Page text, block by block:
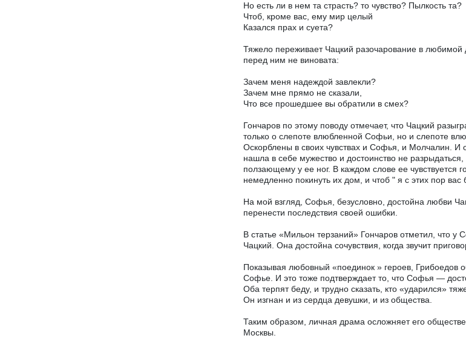
Но есть ли в нем та страсть? то чувство? Пылкость та?
Чтоб, кроме вас, ему мир целый
Казался прах и суета?
Тяжело переживает Чацкий разочарование в любимой
перед ним не виновата:
Зачем меня надеждой завлекли?
Зачем мне прямо не сказали,
Что все прошедшее вы обратили в смех?
Гончаров по этому поводу отмечает, что Чацкий
только о слепоте влюбленной Софьи, но и слепоте
Оскорблены в своих чувствах и Софья, и Молчалин. И
нашла в себе мужество и достоинство не
ползающему у ее ног. В каждом слове ее чувствуется
немедленно покинуть их дом, и чтоб " я с этих пор вас
На мой взгляд, Софья, безусловно, достойна любви
перенести последствия своей ошибки.
В статье «Мильон терзаний» Гончаров отметил, что
Чацкий. Она достойна сочувствия, когда звучит
Показывая любовный «поединок » героев, Грибоедов
Софье. И это тоже подтверждает то, что Софья —
Оба терпят беду, и трудно сказать, кто «ударился»
Он изгнан и из сердца девушки, и из общества.
Таким образом, личная драма осложняет его
Москвы.